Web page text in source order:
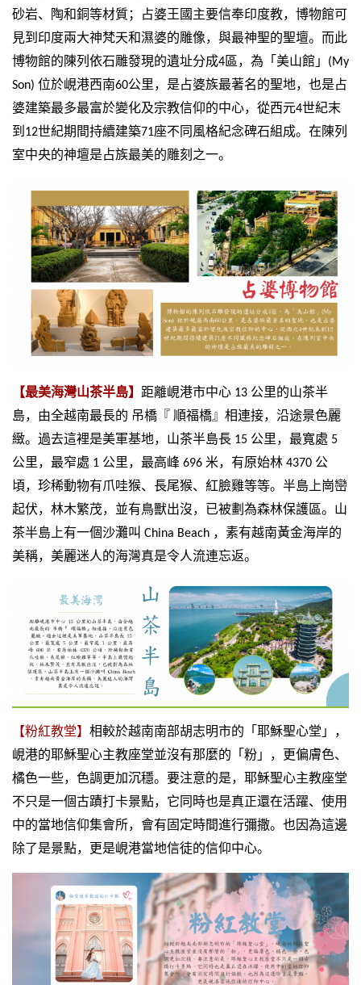
砂岩、陶和銅等材質；占婆王國主要信奉印度教，博物館可
見到印度兩大神梵天和濕婆的雕像，與最神聖的聖壇。而此
博物館的陳列依石雕發現的遺址分成4 區，為「美山館」 (My
Son) 位於峴港西南60公里，是占婆族最著名的聖地，也是占
婆建築最多最富於變化及宗教信仰的中心，從西元4世紀末
到 12世紀期間持續建築71座不同風格紀念碑石組成。在陳列
室中央的神壇是占族最美的雕刻之一。
【最美海灣山茶半島】 距離峴港市中心 13 公里的山茶半
島，由全越南最長的 吊橋『 順福橋』相連接，沿途景色麗
緻。過去這裡是美軍基地，山茶半島長 15 公里，最寬處 5
公里，最窄處 1 公里，最高峰 696 米，有原始林 4370 公
頃，珍稀動物有爪哇猴、長尾猴、紅臉雞等等。半島上崗巒
起伏，林木繁茂，並有鳥獸出沒，已被劃為森林保護區。山
茶半島上有一個沙灘叫 China Beach ，素有越南黃金海岸的
美稱，美麗迷人的海灣真是令人流連忘返。
【粉紅教堂】 相較於越南南部胡志明市的「耶穌聖心堂」，
峴港的耶穌聖心主教座堂並沒有那麼的「粉」，更偏膚色、
橘色一些，色調更加沉穩。要注意的是，耶穌聖心主教座堂
不只是一個古蹟打卡景點，它同時也是真正還在活躍、使用
中的當地信仰集會所，會有固定時間進行彌撒。也因為這邊
除了是景點，更是峴港當地信徒的信仰中心。